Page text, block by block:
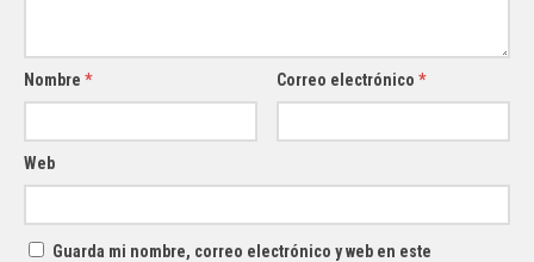
Nombre * Correo electrónico*
Web
Guarda mi nombre, correo electrónico y web en este